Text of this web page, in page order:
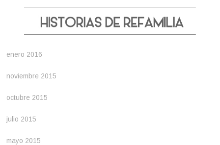
enero 2016
noviembre 2015
octubre 2015
julio 2015
mayo 2015